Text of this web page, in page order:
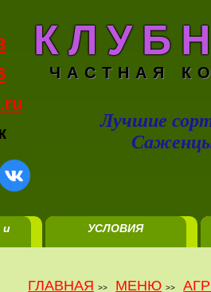
ЧАСТНАЯ
Лучшие
Саженцы
и
УСЛОВИЯ
ГЛАВНАЯ >> МЕНЮ >>